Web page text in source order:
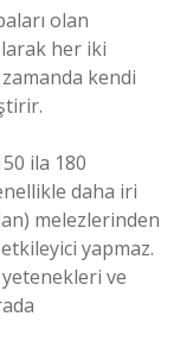
olan
her iki
kendi
ila 180
daha iri
melezlerinden
yapmaz.
ve